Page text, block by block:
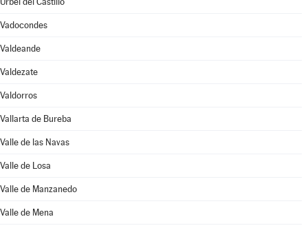
Vadocondes
Valdeande
Valdezate
Valdorros
Vallarta de Bureba
Valle de las Navas
Valle de Losa
Valle de Manzanedo
Valle de Mena